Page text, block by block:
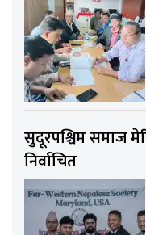
सुदूरपश्चिम समाज
निर्वाचित